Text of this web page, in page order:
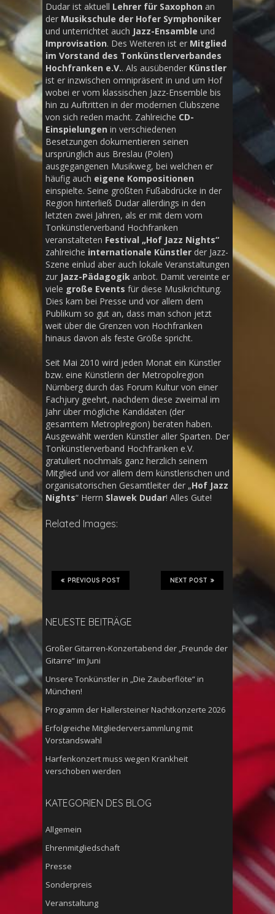
Dudar ist aktuell Lehrer für Saxophon an
der Musikschule der Hofer Symphoniker
und unterrichtet auch Jazz-Ensamble und
Improvisation. Des Weiteren ist er Mitglied
im Vorstand des Tonkünstlerverbandes
Hochfranken e.V.. Als ausübender Künstler
ist er inzwischen omnipräsent in und um Hof
wobei er vom klassischen Jazz-Ensemble bis
hin zu Auftritten in der modernen Clubszene
von sich reden macht. Zahlreiche CD-
Einspielungen in verschiedenen
Besetzungen dokumentieren seinen
ursprünglich aus Breslau (Polen)
ausgegangenen Musikweg, bei welchen er
häufig auch eigene Kompositionen
einspielte. Seine größten Fußabdrücke in der
Region hinterließ Dudar allerdings in den
letzten zwei Jahren, als er mit dem vom
Tonkünstlerverband Hochfranken
veranstalteten Festival „Hof Jazz Nights“
zahlreiche internationale Künstler der Jazz-
Szene einlud aber auch lokale Veranstaltungen
zur Jazz-Pädagogik anbot. Damit vereinte er
viele große Events für diese Musikrichtung.
Dies kam bei Presse und vor allem dem
Publikum so gut an, dass man schon jetzt
weit über die Grenzen von Hochfranken
hinaus davon als feste Größe spricht.
Seit Mai 2010 wird jeden Monat ein Künstler
bzw. eine Künstlerin der Metropolregion
Nürnberg durch das Forum Kultur von einer
Fachjury geehrt, nachdem diese zweimal im
Jahr über mögliche Kandidaten (der
gesamtem Metroplregion) beraten haben.
Ausgewählt werden Künstler aller Sparten. Der
Tonkünstlerverband Hochfranken e.V.
gratuliert nochmals ganz herzlich seinem
Mitglied und vor allem dem künstlerischen und
organisatorischen Gesamtleiter der „Hof Jazz
Nights“ Herrn Slawek Dudar! Alles Gute!
Related Images:
NEXT POST
PREVIOUS POST
NEUESTE BEITRÄGE
Großer Gitarren-Konzertabend der „Freunde der
Gitarre“ im Juni
Unsere Tonkünstler in „Die Zauberflöte“ in
München!
Programm der Hallersteiner Nachtkonzerte 2026
Erfolgreiche Mitgliederversammlung mit
Vorstandswahl
Harfenkonzert muss wegen Krankheit
verschoben werden
KATEGORIEN DES BLOG
Allgemein
Ehrenmitgliedschaft
Presse
Sonderpreis
Veranstaltung